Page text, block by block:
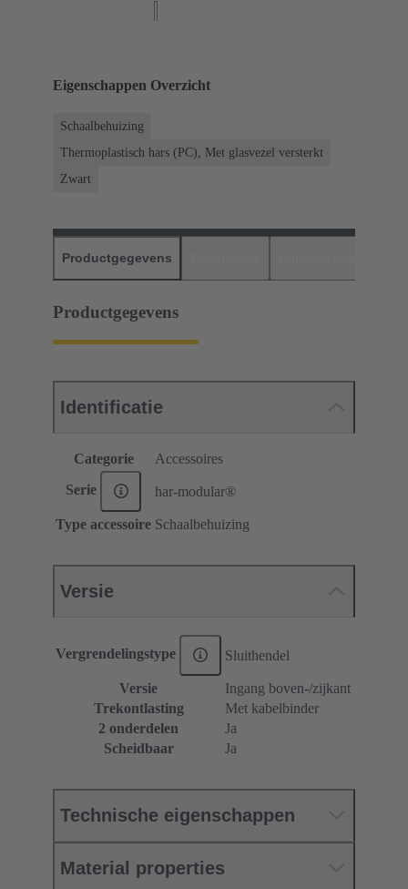
Eigenschappen Overzicht
Schaalbehuizing
Thermoplastisch hars (PC), Met glasvezel versterkt
Zwart
Productgegevens
Productgegevens
Identificatie
Categorie Accessoires
Serie har-modular®
Type accessoire Schaalbehuizing
Versie
Vergrendelingstype Sluithendel
Versie
Ingang boven-/zijkant
Trekontlasting
Met kabelbinder
2 onderdelen
Ja
Scheidbaar
Ja
Technische eigenschappen
Material properties